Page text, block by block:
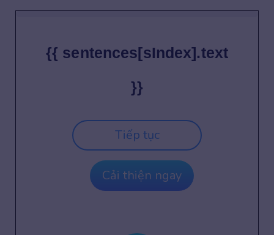
{{ sentences[sIndex].text
}}
Tiếp tục
Cải thiện ngay